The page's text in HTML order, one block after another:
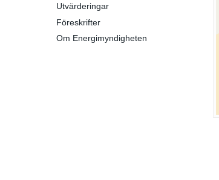
Utvärderingar
Föreskrifter
Om Energimyndigheten